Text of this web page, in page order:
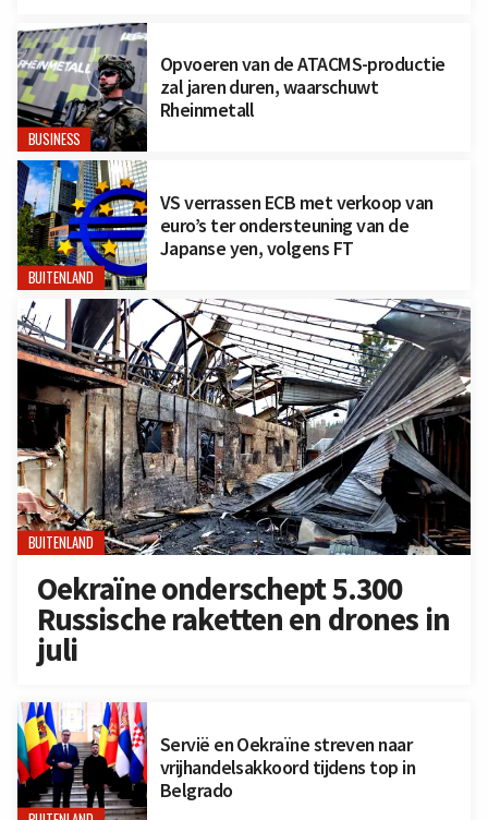
BUSINESS
Opvoeren van de ATACMS-productie
zal jaren duren, waarschuwt
Rheinmetall
BUITENLAND
VS verrassen ECB met verkoop van
euro’s ter ondersteuning van de
Japanse yen, volgens FT
BUITENLAND
Oekraïne onderschept 5.300
Russische raketten en drones in
juli
Servië en Oekraïne streven naar
vrijhandelsakkoord tijdens top in
Belgrado